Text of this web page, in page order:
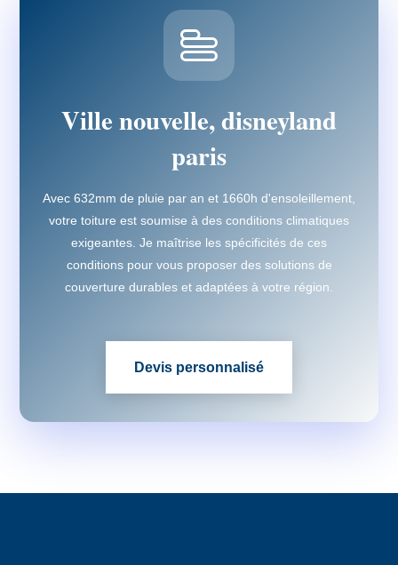
Ville nouvelle, disneyland
paris
Avec 632mm de pluie par an et 1660h d'ensoleillement,
votre toiture est soumise à des conditions climatiques
exigeantes. Je maîtrise les spécificités de ces
conditions pour vous proposer des solutions de
couverture durables et adaptées à votre région.
Devis personnalisé